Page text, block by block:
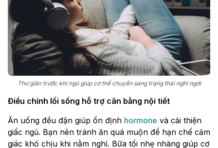
Thư giãn trước khi ngủ giúp cơ thể chuyển sang trạng thái nghỉ ngơi
Điều chỉnh lối sống hỗ trợ cân bằng nội tiết
Ăn uống đều đặn giúp ổn định hormone và cải thiện
giấc ngủ. Bạn nên tránh ăn quá muộn để hạn chế cảm
giác khó chịu khi nằm nghỉ. Bữa tối nhẹ nhàng giúp cơ